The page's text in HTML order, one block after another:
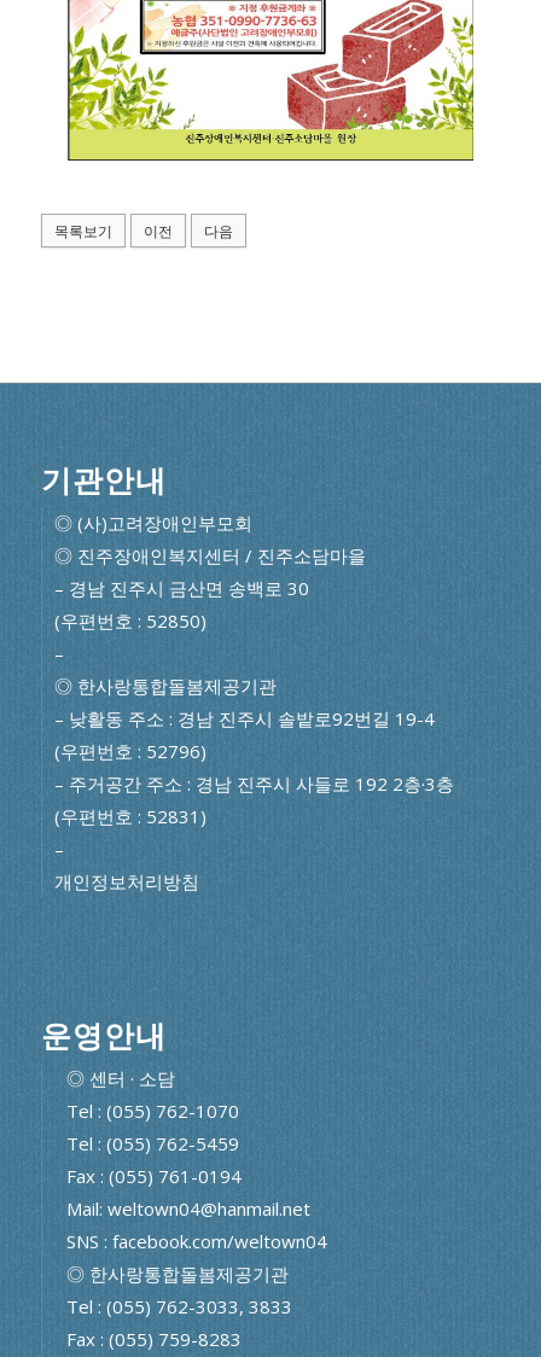
목록보기 이전 다음
기관안내
◎ (사)고려장애인부모회
◎ 진주장애인복지센터 / 진주소담마을
– 경남 진주시 금산면 송백로 30
(우편번호 : 52850)
–
◎ 한사랑통합돌봄제공기관
– 낮활동 주소 : 경남 진주시 솔밭로92번길 19-4
(우편번호 : 52796)
– 주거공간 주소 : 경남 진주시 사들로 192 2층·3층
(우편번호 : 52831)
–
개인정보처리방침
운영안내
◎ 센터 · 소담
Tel : (055) 762-1070
Tel : (055) 762-5459
Fax : (055) 761-0194
Mail: weltown04@hanmail.net
SNS : facebook.com/weltown04
◎ 한사랑통합돌봄제공기관
Tel : (055) 762-3033, 3833
Fax : (055) 759-8283